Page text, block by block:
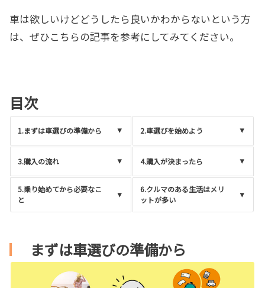
車は欲しいけどどうしたら良いかわからないという方
は、ぜひこちらの記事を参考にしてみてください。
目次
1.まずは車選びの準備から 2.車選びを始めよう
3.購入の流れ 4.購入が決まったら
5.乗り始めてから必要なこ
と
6.クルマのある生活はメリ
ットが多い
まずは車選びの準備から